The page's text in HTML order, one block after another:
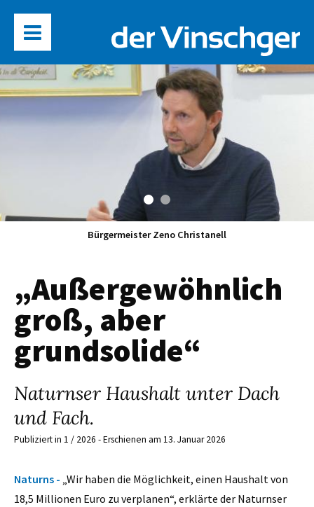
Bürgermeister Zeno Christanell
„Außergewöhnlich
groß, aber
grundsolide“
Naturnser Haushalt unter Dach
und Fach.
Publiziert in 1 / 2026 - Erschienen am 13. Januar 2026
Naturns - „Wir haben die Möglichkeit, einen Haushalt von
18,5 Millionen Euro zu verplanen“, erklärte der Naturnser